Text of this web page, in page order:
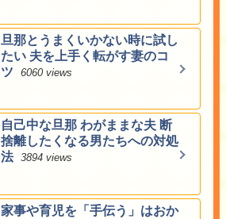
旦那とうまくいかない時に試し
たい 夫を上手く転がす妻のコ
ツ
6060 views
自己中な旦那 わがままな夫 断
捨離したくなる男たちへの対処
法 3894 views
家事や育児を「手伝う」はおか